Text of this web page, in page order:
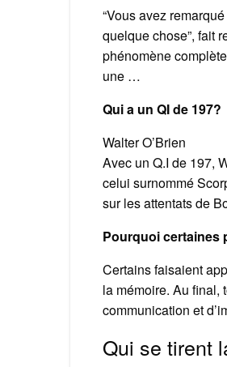
“Vous avez
quelque chose”, fait
phénomène
une …
Qui a un QI de 197?
Walter O’Brien
Avec un Q.I de 197,
celui surnommé
sur les attentats de
Pourquoi certaines
Certains faisaient
la mémoire. Au final,
communication et
Qui se tirent